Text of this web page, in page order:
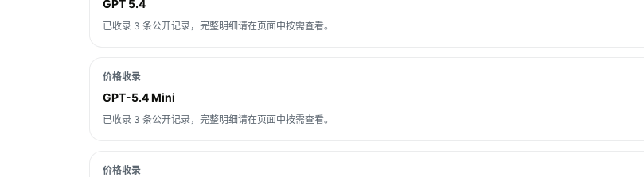
GPT 5.4
已收录 3 条公开记录，完整明细请在页面中按需查看。
价格收录
GPT-5.4 Mini
已收录 3 条公开记录，完整明细请在页面中按需查看。
价格收录